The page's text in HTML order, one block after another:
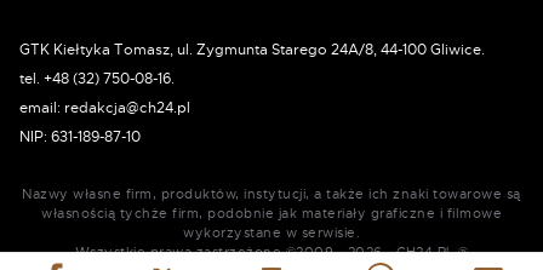
GTK Kiełtyka Tomasz, ul. Zygmunta Starego 24A/8, 44-100 Gliwice.
tel. +48 (32) 750-08-16.
email: redakcja@ch24.pl
NIP: 631-189-87-10
Nazwy własne firm, produktów, instytucji, a także ich znaki towarowe są
własnością tychże firm, podobnie jak materiały graficzne i filmowe
wykorzystane w serwisie.
Wszystkie prawa zastrzeżone ©2009 - 2026 - CH24.PL ®